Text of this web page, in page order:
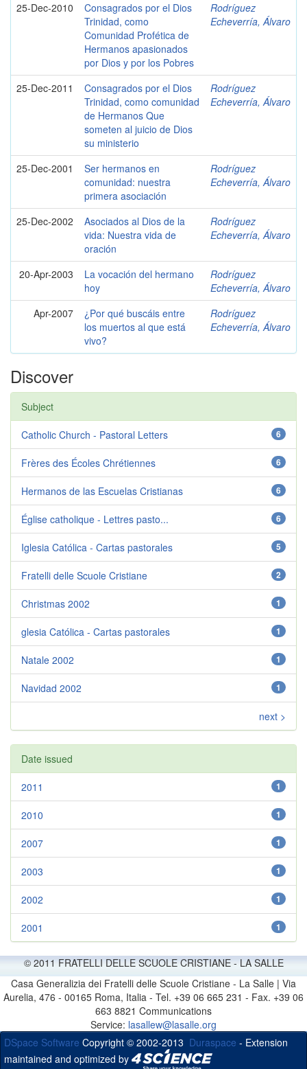
25-Dec-2010
Consagrados por el Dios
Trinidad, como
Comunidad Profética de
Hermanos apasionados
por Dios y por los Pobres
Rodríguez
Echeverría, Álvaro
25-Dec-2011
Consagrados por el Dios
Trinidad, como comunidad
de Hermanos Que
someten al juicio de Dios
su ministerio
Rodríguez
Echeverría, Álvaro
25-Dec-2001
Ser hermanos en
comunidad: nuestra
primera asociación
Rodríguez
Echeverría, Álvaro
25-Dec-2002
Asociados al Dios de la
vida: Nuestra vida de
oración
Rodríguez
Echeverría, Álvaro
20-Apr-2003
La vocación del hermano
hoy
Rodríguez
Echeverría, Álvaro
Apr-2007
¿Por qué buscáis entre
los muertos al que está
vivo?
Rodríguez
Echeverría, Álvaro
Discover
Subject
6
Catholic Church - Pastoral Letters
6
Frères des Écoles Chrétiennes
6
Hermanos de las Escuelas Cristianas
6
Église catholique - Lettres pasto...
5
Iglesia Católica - Cartas pastorales
2
Fratelli delle Scuole Cristiane
1
Christmas 2002
1
glesia Católica - Cartas pastorales
1
Natale 2002
1
Navidad 2002
next >
Date issued
1
2011
1
2010
1
2007
1
2003
1
2002
1
2001
© 2011 FRATELLI DELLE SCUOLE CRISTIANE - LA SALLE
Casa Generalizia dei Fratelli delle Scuole Cristiane - La Salle | Via
Aurelia, 476 - 00165 Roma, Italia - Tel. +39 06 665 231 - Fax. +39 06
663 8821 Communications
Service: lasallew@lasalle.org
DSpace Software Copyright © 2002-2013 Duraspace - Extension
maintained and optimized by